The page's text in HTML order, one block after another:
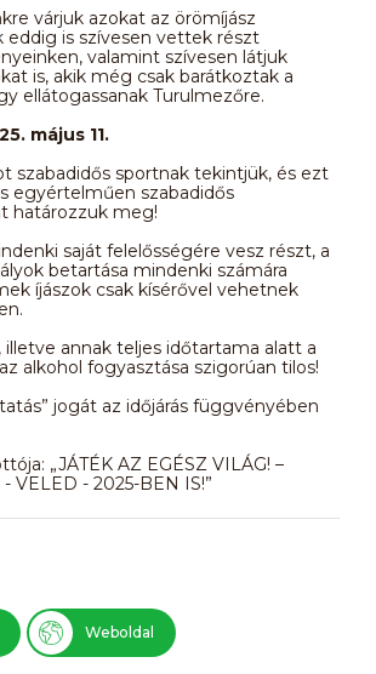
várjuk azokat az örömíjász
eddig is szívesen vettek részt
valamint szívesen látjuk
is, akik még csak barátkoztak a
ellátogassanak Turulmezőre.
május 11.
szabadidős sportnak tekintjük, és ezt
egyértelműen szabadidős
határozzuk meg!
saját felelősségére vesz részt, a
betartása mindenki számára
íjászok csak kísérővel vehetnek
annak teljes időtartama alatt a
alkohol fogyasztása szigorúan tilos!
jogát az időjárás függvényében
„JÁTÉK AZ EGÉSZ VILÁG! –
VELED - 2025-BEN IS!”
Weboldal